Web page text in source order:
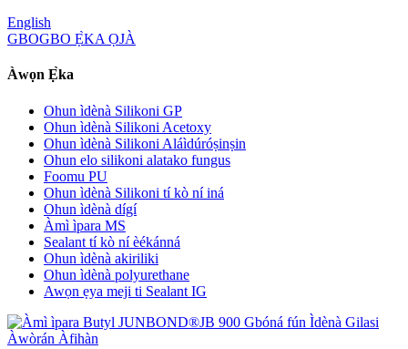
English
GBOGBO Ẹ̀KA ỌJÀ
Àwọn Ẹ̀ka
Ohun ìdènà Silikoni GP
Ohun ìdènà Silikoni Acetoxy
Ohun ìdènà Silikoni Aláìdúróṣinṣin
Ohun elo silikoni alatako fungus
Foomu PU
Ohun ìdènà Silikoni tí kò ní iná
Ohun ìdènà dígí
Àmì ìpara MS
Sealant tí kò ní èékánná
Ohun ìdènà akiriliki
Ohun ìdènà polyurethane
Awọn ẹya meji ti Sealant IG